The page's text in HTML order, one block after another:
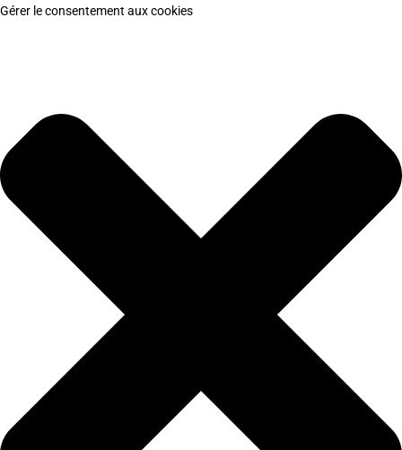
Gérer le consentement aux cookies